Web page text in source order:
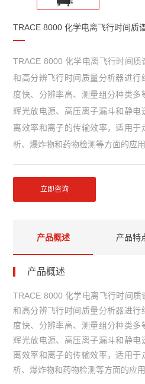
TRACE 8000 化学电离飞行时间质
TRACE 8000 化学电离飞行时间
和高分辨飞行时间质量分析器进行
度快、分辨率高、测量组分种类
辉光放电源、高压离子漏斗和静
离效率和离子的传输效率，适用
析、爆炸物和药物检测等方面的应用
立即咨询
产品概述 产品特
产品概述
TRACE 8000 化学电离飞行时间
和高分辨飞行时间质量分析器进行
度快、分辨率高、测量组分种类
辉光放电源、高压离子漏斗和静
离效率和离子的传输效率，适用
析、爆炸物和药物检测等方面的应用